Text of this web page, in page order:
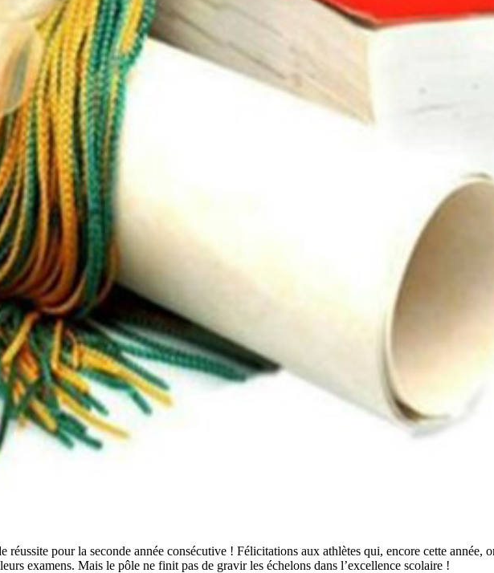
réussite pour la seconde année consécutive ! Félicitations aux athlètes qui, encore cette année,
examens. Mais le pôle ne finit pas de gravir les échelons dans l’excellence scolaire !